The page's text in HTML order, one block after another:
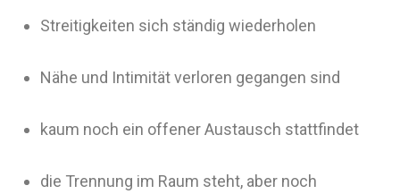
Streitigkeiten sich ständig wiederholen
Nähe und Intimität verloren gegangen sind
kaum noch ein offener Austausch stattfindet
die Trennung im Raum steht, aber noch